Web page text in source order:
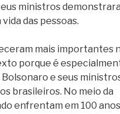
ministros
das pessoas.
mais importantes
porque é
e seus
brasileiros. No meio da
enfrentam em 100